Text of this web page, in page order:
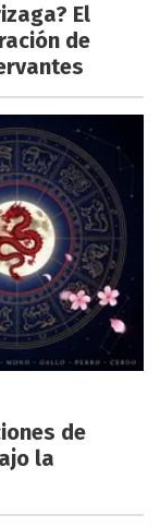
El
de
de
la